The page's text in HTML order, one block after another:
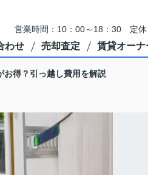
営業時間：10：00～18：30 定
わせ 売却査定 賃貸オーナ
お得？引っ越し費用を解説